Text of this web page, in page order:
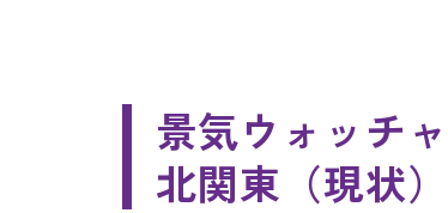
景気ウォッチ
北関東（現状